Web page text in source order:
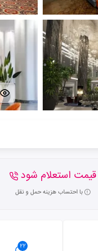
قیمت استعلام شود
با احتساب هزینه حمل و نقل
22